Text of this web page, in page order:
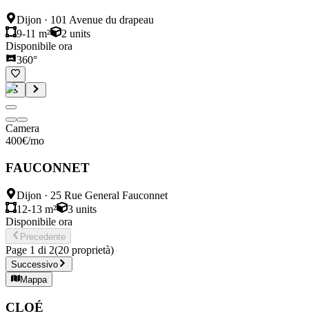
Dijon · 101 Avenue du drapeau
9-11 m²
2 units
Disponibile ora
360°
Camera
400€/mo
FAUCONNET
Dijon · 25 Rue General Fauconnet
12-13 m²
3 units
Disponibile ora
Precedente
Page 1 di 2(20 proprietà)
Successivo
Mappa
CLOÉ